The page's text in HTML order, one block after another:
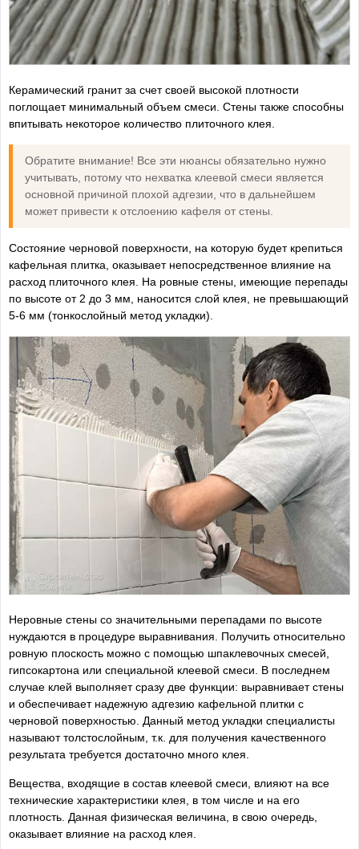
Керамический гранит за счет своей высокой плотности
поглощает минимальный объем смеси. Стены также способны
впитывать некоторое количество плиточного клея.
Обратите внимание! Все эти нюансы обязательно нужно
учитывать, потому что нехватка клеевой смеси является
основной причиной плохой адгезии, что в дальнейшем
может привести к отслоению кафеля от стены.
Состояние черновой поверхности, на которую будет крепиться
кафельная плитка, оказывает непосредственное влияние на
расход плиточного клея. На ровные стены, имеющие перепады
по высоте от 2 до 3 мм, наносится слой клея, не превышающий
5-6 мм (тонкослойный метод укладки).
Неровные стены со значительными перепадами по высоте
нуждаются в процедуре выравнивания. Получить относительно
ровную плоскость можно с помощью шпаклевочных смесей,
гипсокартона или специальной клеевой смеси. В последнем
случае клей выполняет сразу две функции: выравнивает стены
и обеспечивает надежную адгезию кафельной плитки с
черновой поверхностью. Данный метод укладки специалисты
называют толстослойным, т.к. для получения качественного
результата требуется достаточно много клея.
Вещества, входящие в состав клеевой смеси, влияют на все
технические характеристики клея, в том числе и на его
плотность. Данная физическая величина, в свою очередь,
оказывает влияние на расход клея.